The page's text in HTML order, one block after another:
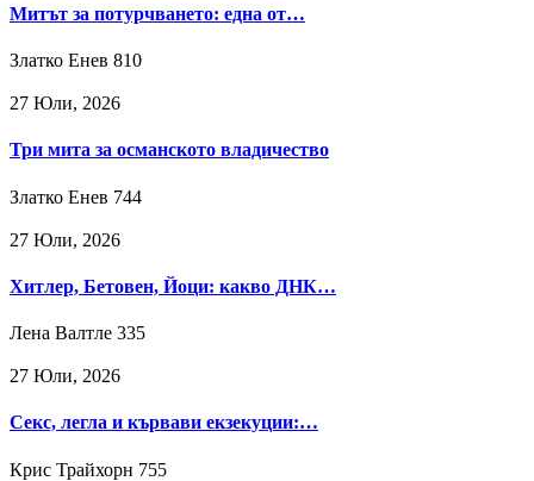
Митът за потурчването: една от…
Златко Енев 810
27 Юли, 2026
Три мита за османското владичество
Златко Енев 744
27 Юли, 2026
Хитлер, Бетовен, Йоци: какво ДНК…
Лена Валтле 335
27 Юли, 2026
Секс, легла и кървави екзекуции:…
Крис Трайхорн 755